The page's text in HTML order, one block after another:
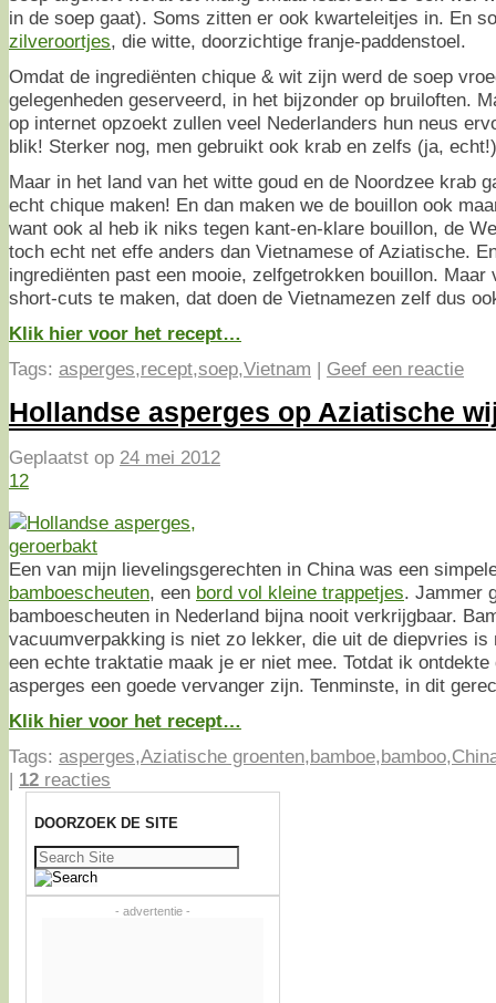
in de soep gaat). Soms zitten er ook kwarteleitjes in. En
zilveroortjes, die witte, doorzichtige franje-paddenstoel.
Omdat de ingrediënten chique & wit zijn werd de soep
gelegenheden geserveerd, in het bijzonder op bruiloften.
op internet opzoekt zullen veel Nederlanders hun neus
blik! Sterker nog, men gebruikt ook krab en zelfs (ja,
Maar in het land van het witte goud en de Noordzee krab
echt chique maken! En dan maken we de bouillon ook
want ook al heb ik niks tegen kant-en-klare bouillon, de
toch echt net effe anders dan Vietnamese of Aziatische.
ingrediënten past een mooie, zelfgetrokken bouillon. Maar
short-cuts te maken, dat doen de Vietnamezen zelf dus
Klik hier voor het recept…
Tags: asperges,recept,soep,Vietnam | Geef een reactie
Hollandse asperges op Aziatische
Geplaatst op 24 mei 2012
12
Een van mijn lievelingsgerechten in China was een
bamboescheuten, een bord vol kleine trappetjes. Jammer
bamboescheuten in Nederland bijna nooit verkrijgbaar.
vacuumverpakking is niet zo lekker, die uit de diepvries is
een echte traktatie maak je er niet mee. Totdat ik
asperges een goede vervanger zijn. Tenminste, in dit
Klik hier voor het recept…
Tags: asperges,Aziatische groenten,bamboe,bamboo,
| 12 reacties
DOORZOEK DE SITE
Zoeken
naar:
- advertentie -